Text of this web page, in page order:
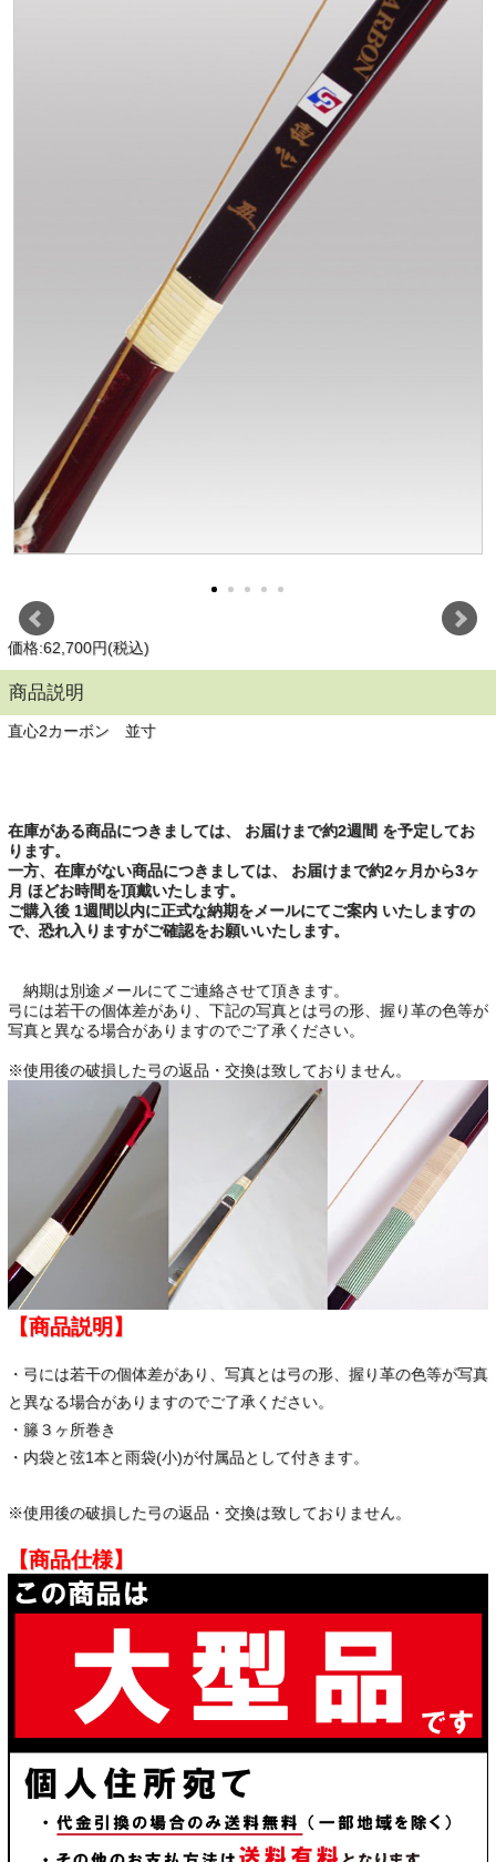
価格:62,700円(税込)
商品説明
直心2カーボン 並寸
在庫がある商品につきましては、 お届けまで約2週間 を予定してお
ります。
一方、在庫がない商品につきましては、 お届けまで約2ヶ月から3ヶ
月 ほどお時間を頂戴いたします。
ご購入後 1週間以内に正式な納期をメールにてご案内 いたしますの
で、恐れ入りますがご確認をお願いいたします。
納期は別途メールにてご連絡させて頂きます。
弓には若干の個体差があり、下記の写真とは弓の形、握り革の色等が
写真と異なる場合がありますのでご了承ください。
※使用後の破損した弓の返品・交換は致しておりません。
【商品説明】
・弓には若干の個体差があり、写真とは弓の形、握り革の色等が写真
と異なる場合がありますのでご了承ください。
・籐３ヶ所巻き
・内袋と弦1本と雨袋(小)が付属品として付きます。
※使用後の破損した弓の返品・交換は致しておりません。
【商品仕様】